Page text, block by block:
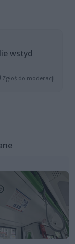
wstyd
Zgłoś do moderacji